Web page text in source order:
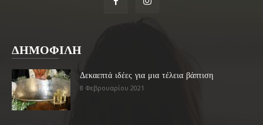
ΔΗΜΟΦΙΛΗ
Δεκαεπτά ιδέες για μια τέλεια βάπτιση
8 Φεβρουαρίου 2021